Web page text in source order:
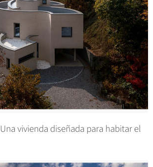
Una vivienda diseñada para habitar el